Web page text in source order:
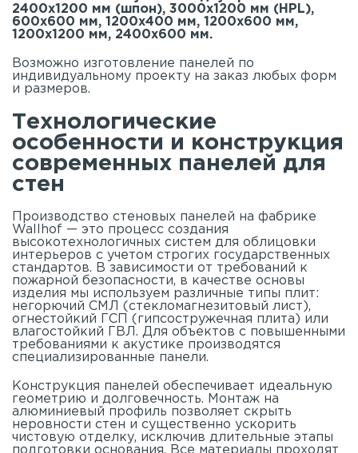
2400х1200 мм (шпон), 3000х1200 мм (HPL),
600х600 мм, 1200х400 мм, 1200х600 мм,
1200х1200 мм, 2400х600 мм.
Возможно изготовление панелей по
индивидуальному проекту на заказ любых форм
и размеров.
Технологические
особенности и конструкция
современных панелей для
стен
Производство стеновых панелей на фабрике
Wallhof — это процесс создания
высокотехнологичных систем для облицовки
интерьеров с учетом строгих государственных
стандартов. В зависимости от требований к
пожарной безопасности, в качестве основы
изделия мы используем различные типы плит:
негорючий СМЛ (стекломагнезитовый лист),
огнестойкий ГСП (гипсостружечная плита) или
влагостойкий ГВЛ. Для объектов с повышенными
требованиями к акустике производятся
специализированные панели.
Конструкция панелей обеспечивает идеальную
геометрию и долговечность. Монтаж на
алюминиевый профиль позволяет скрыть
неровности стен и существенно ускорить
чистовую отделку, исключив длительные этапы
подготовки основания. Все материалы проходят